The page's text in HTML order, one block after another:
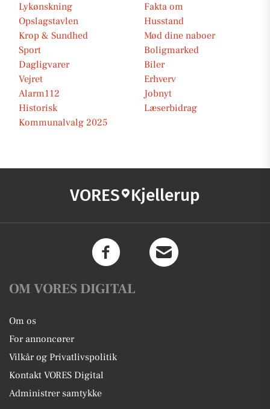
Lykønskning
Fakta om
Opslagstavlen
Husstand
Krop & Sundhed
Mød dine naboer
Sport
Boligmarked
Dagligvarer
Biler
Vejret
Erhverv
Alarm112
Jobnyt
Historisk
Læserbidrag
Kommunalvalg 2025
VORES Kjellerup
OM VORES DIGITAL
Om os
For annoncører
Vilkår og Privatlivspolitik
Kontakt VORES Digital
Administrer samtykke